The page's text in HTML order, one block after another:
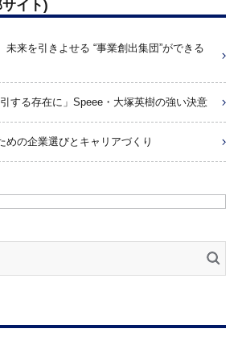
イト)
未来を引きよせる “事業創出集団”ができる
する存在に」Speee・大塚英樹の強い決意
めの企業選びとキャリアづくり